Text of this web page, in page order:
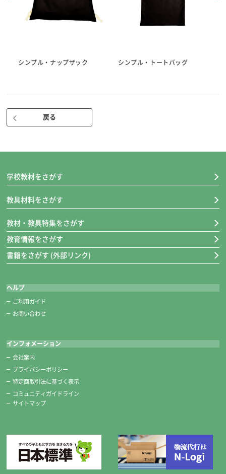
シンプル・ナップザック シンプル・トートバッグ
戻る
学校教材をさがす
教具材料をさがす
教材・教具特集をさがす
教育情報をさがす
書籍をさがす (外部リンク)
ヘルプ
ご利用ガイド
お問い合わせ
インフォメーション
会社案内
プライバシーポリシー
特定商取引法に基づく表示
コミュニティガイドライン
サイトマップ